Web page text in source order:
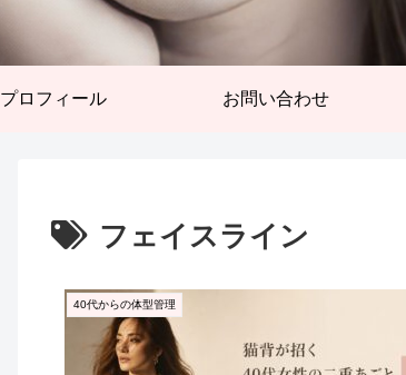
プロフィール お問い合わせ
フェイスライン
40代からの体型管理